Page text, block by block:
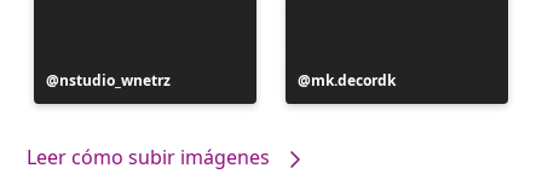
Publicación
realizada
nstudio_wnetrz
Publicación
realizada
mk.decordk
Leer cómo subir imágenes